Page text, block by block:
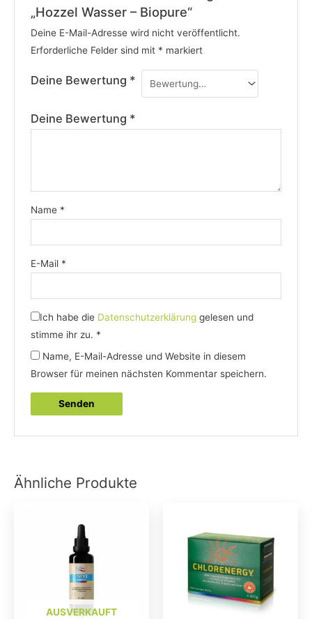
„Hozzel Wasser – Biopure“
Deine E-Mail-Adresse wird nicht veröffentlicht.
Erforderliche Felder sind mit * markiert
Deine Bewertung *
Deine Bewertung *
Name *
E-Mail *
Ich habe die Datenschutzerklärunggelesen und
stimme ihr zu. *
Name, E-Mail-Adresse und Website in diesem
Browser für meinen nächsten Kommentar speichern.
Ähnliche Produkte
AUSVERKAUFT